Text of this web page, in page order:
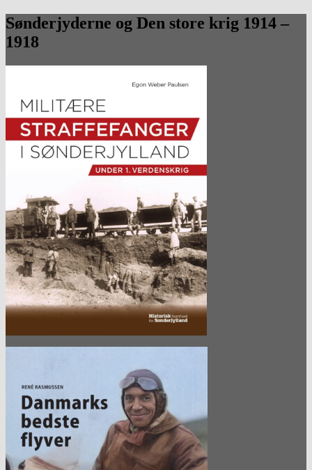
Sønderjyderne og Den store krig 1914 –
1918